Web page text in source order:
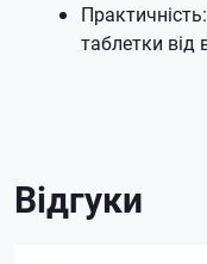
таблетки від
Відгуки